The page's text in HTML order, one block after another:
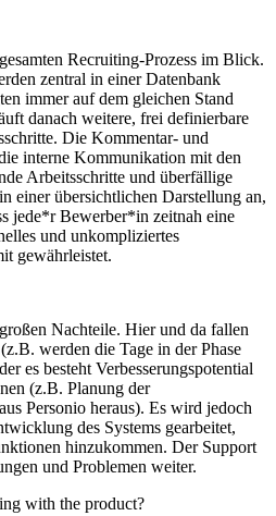
Recruiting-Prozess im Blick.
zentral in einer Datenbank
immer auf dem gleichen Stand
danach weitere, frei definierbare
Die Kommentar- und
interne Kommunikation mit den
Arbeitsschritte und überfällige
einer übersichtlichen Darstellung an,
jede*r Bewerber*in zeitnah eine
und unkompliziertes
gewährleistet.
Nachteile. Hier und da fallen
werden die Tage in der Phase
es besteht Verbesserungspotential
(z.B. Planung der
Personio heraus). Es wird jedoch
des Systems gearbeitet,
hinzukommen. Der Support
und Problemen weiter.
with the product?